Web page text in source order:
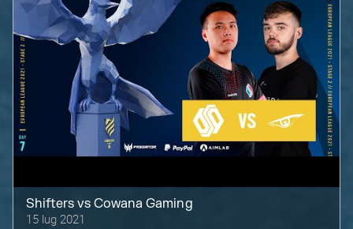
Shifters vsCowana Gaming
15 lug 2021